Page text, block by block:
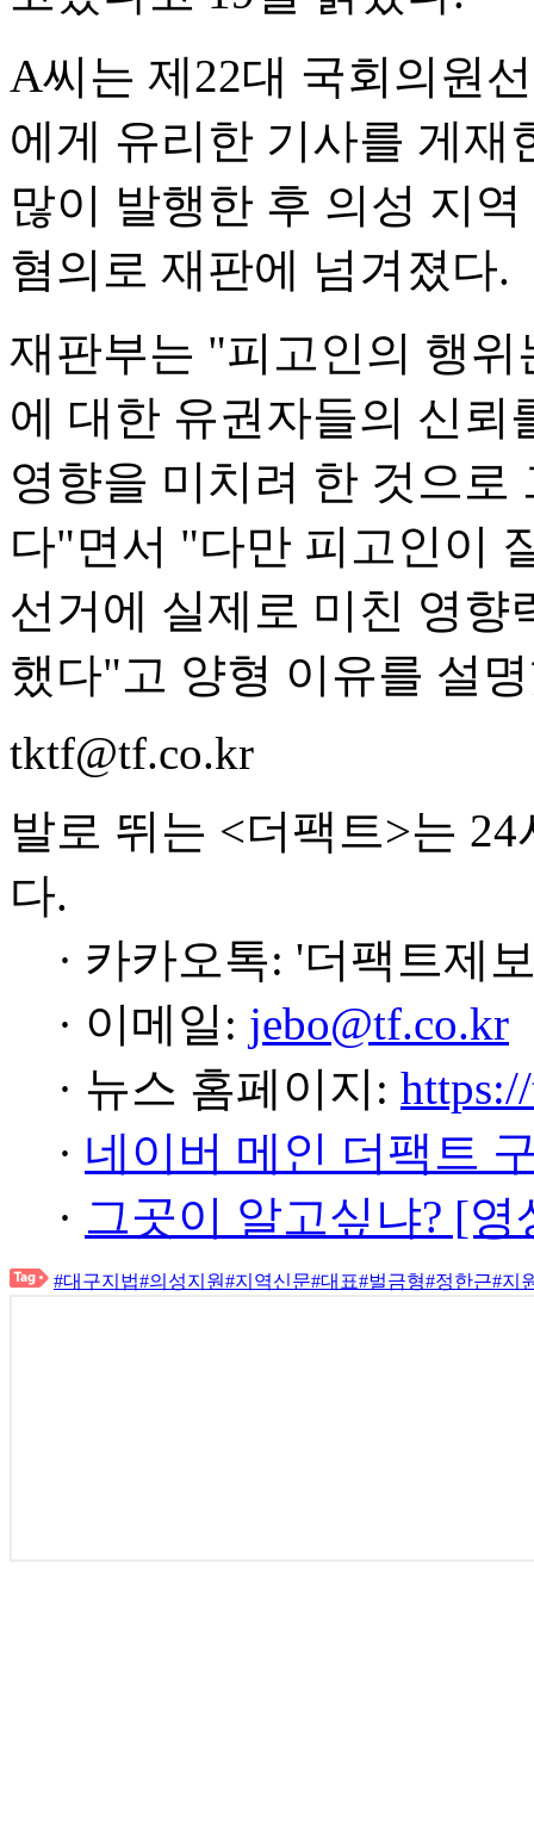
A씨는 제22대 국회의원
에게 유리한 기사를 게재
많이 발행한 후 의성 지
혐의로 재판에 넘겨졌다.
재판부는 "피고인의 행위
에 대한 유권자들의 신뢰
영향을 미치려 한 것으로
다"면서 "다만 피고인이
선거에 실제로 미친 영향
했다"고 양형 이유를 설
tktf@tf.co.kr
발로 뛰는 <더팩트>는
다.
· 카카오톡: '더팩트제
· 이메일: jebo@tf.co.kr
· 뉴스 홈페이지:
· 네이버 메인 더팩트
· 그곳이 알고싶냐? [
#대구지법#의성지원#지역신문#대표#벌금형#정한근#지